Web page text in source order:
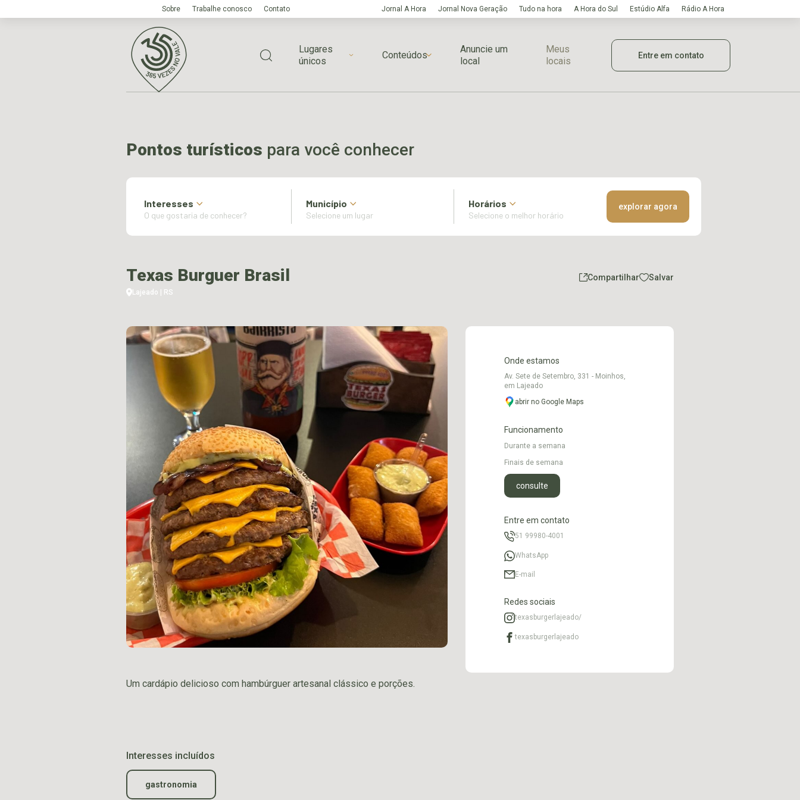
Sobre Trabalhe conosco Contato Jornal A Hora Jornal Nova Geração Tudo na hora A Hora do Sul Estúdio Alfa Rádio A Hora
Lugares
únicos
Conteúdos
Anuncie um
local
Meus
locais
Entre em contato
Pontos turísticos para você conhecer
Interesses Município Horários explorar agora
Texas Burguer Brasil
Lajeado | RS
Compartilhar Salvar
Um cardápio delicioso com hambúrguer artesanal clássico e porções.
Interesses incluídos
gastronomia
Onde estamos
Av. Sete de Setembro, 331 - Moinhos,
em Lajeado
abrir no Google Maps
Funcionamento
Durante a semana
Finais de semana
consulte
Entre em contato
51 99980-4001
WhatsApp
E-mail
Redes sociais
texasburgerlajeado/
texasburgerlajeado